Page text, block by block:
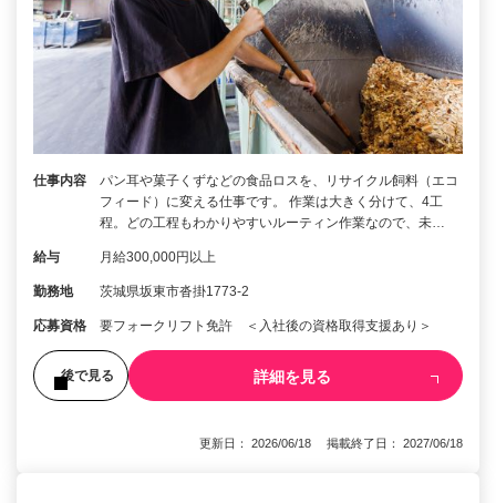
仕事内容
パン耳や菓子くずなどの食品ロスを、リサイクル飼料（エコ
フィード）に変える仕事です。 作業は大きく分けて、4工
程。どの工程もわかりやすいルーティン作業なので、未…
給与 月給300,000円以上
勤務地 茨城県坂東市沓掛1773-2
応募資格 要フォークリフト免許 ＜入社後の資格取得支援あり＞
後で見る 詳細を見る
更新日： 2026/06/18 掲載終了日： 2027/06/18